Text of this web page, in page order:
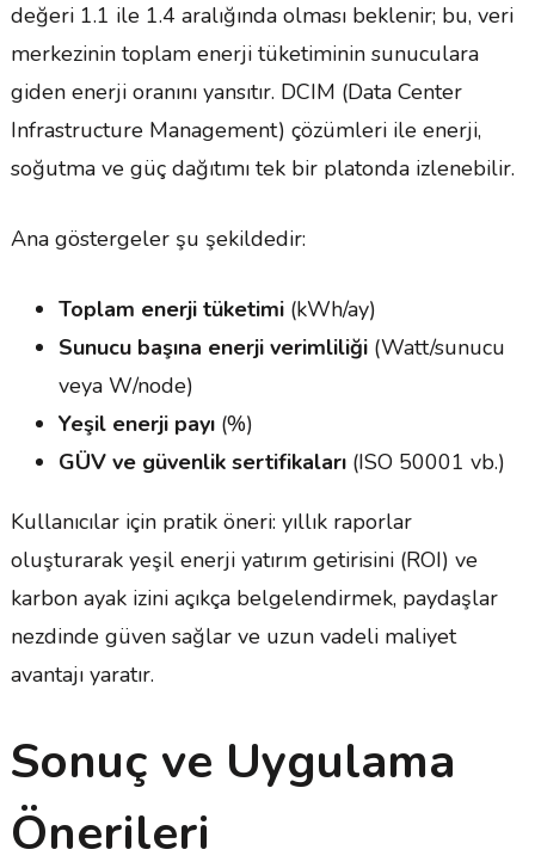
değeri 1.1 ile 1.4 aralığında olması beklenir; bu, veri
merkezinin toplam enerji tüketiminin sunuculara
giden enerji oranını yansıtır. DCIM (Data Center
Infrastructure Management) çözümleri ile enerji,
soğutma ve güç dağıtımı tek bir platonda izlenebilir.
Ana göstergeler şu şekildedir:
Toplam enerji tüketimi(kWh/ay)
Sunucu başına enerji verimliliği(Watt/sunucu
veya W/node)
Yeşil enerji payı(%)
GÜV ve güvenlik sertifikaları(ISO 50001 vb.)
Kullanıcılar için pratik öneri: yıllık raporlar
oluşturarak yeşil enerji yatırım getirisini (ROI) ve
karbon ayak izini açıkça belgelendirmek, paydaşlar
nezdinde güven sağlar ve uzun vadeli maliyet
avantajı yaratır.
Sonuç ve Uygulama
Önerileri